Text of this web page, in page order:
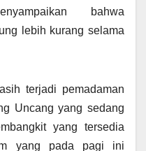
bahwa
lebih kurang selama
terjadi pemadaman
Uncang yang sedang
yang tersedia
yang pada pagi ini